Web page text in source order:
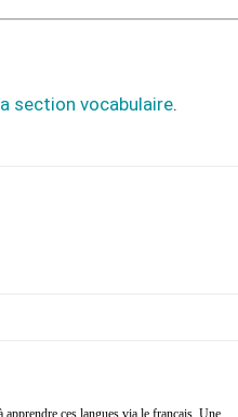
section vocabulaire.
ces langues via le français. Une